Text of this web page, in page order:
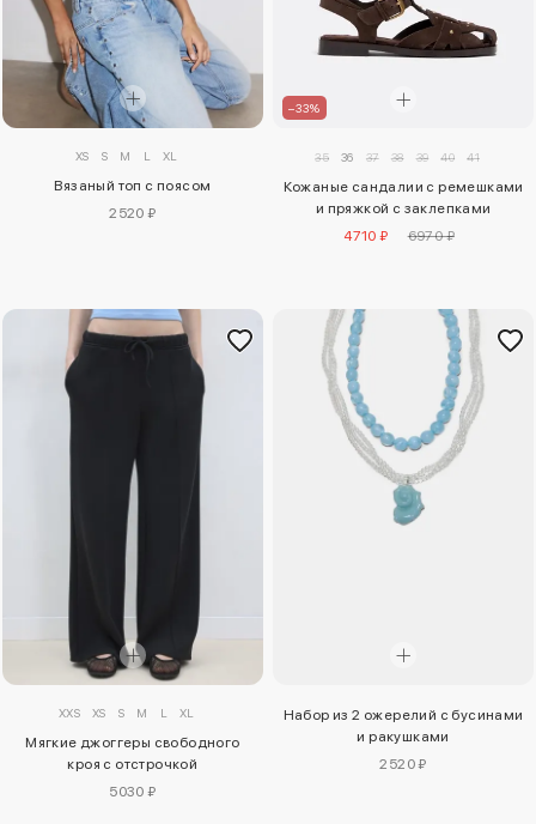
XS S M L XL
Вязаный топ с поясом
2520 ₽
–33%
35 36 37 38 39 40 41
Кожаные сандалии с ремешками
и пряжкой с заклепками
4710 ₽
6970 ₽
XXS XS S M L XL
Мягкие джоггеры свободного
кроя с отстрочкой
5030 ₽
Набор из 2 ожерелий с бусинами
и ракушками
2520 ₽